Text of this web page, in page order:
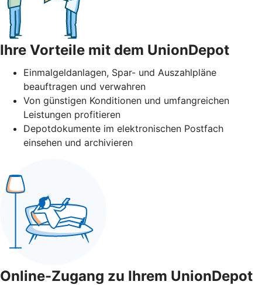
Ihre Vorteile mit dem UnionDepot
Einmalgeldanlagen, Spar- und Auszahlpläne
beauftragen und verwahren
Von günstigen Konditionen und umfangreichen
Leistungen profitieren
Depotdokumente im elektronischen Postfach
einsehen und archivieren
Online-Zugang zu Ihrem UnionDepot